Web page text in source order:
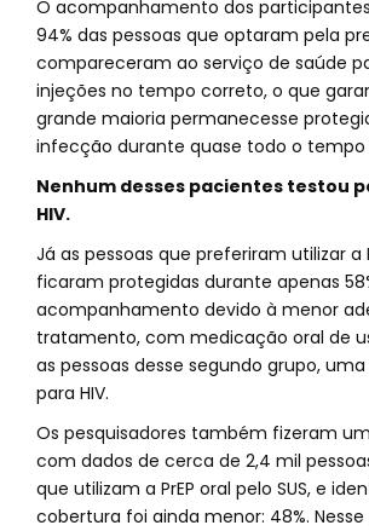
O acompanhamento dos
94% das pessoas que optaram pela
compareceram ao serviço de saúde
injeções no tempo correto, o que
grande maioria permanecesse
infecção durante quase todo o tempo
Nenhum desses pacientes testou
HIV.
Já as pessoas que preferiram utilizar a
ficaram protegidas durante apenas
acompanhamento devido à menor
tratamento, com medicação oral de
as pessoas desse segundo grupo,
para HIV.
Os pesquisadores também fizeram
com dados de cerca de 2,4 mil
que utilizam a PrEP oral pelo SUS, e
cobertura foi ainda menor: 48%. Nesse